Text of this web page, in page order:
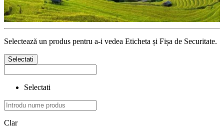
Selectează un produs pentru a-i vedea Eticheta și Fișa de Securitate.
Selectati
Selectati
Clar